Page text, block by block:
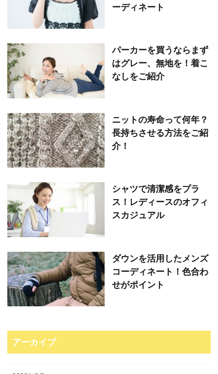
ーディネート
パーカーを買うならまず
はグレー、無地を！着こ
なしをご紹介
ニットの寿命って何年？
長持ちさせる方法をご紹
介！
シャツで清潔感をプラ
ス！レディースのオフィ
スカジュアル
ダウンを活用したメンズ
コーディネート！色合わ
せがポイント
アーカイブ